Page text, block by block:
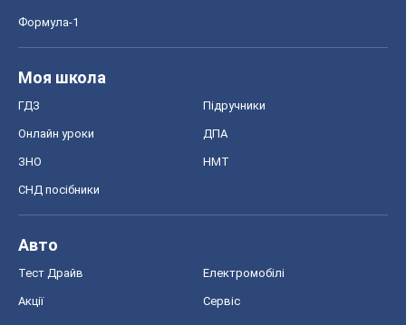
Формула-1
Моя школа
ГДЗ Підручники
Онлайн уроки ДПА
ЗНО НМТ
СНД посібники
Авто
Тест Драйв Електромобілі
Акції Сервіс